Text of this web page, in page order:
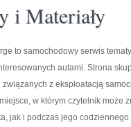
i Materiały
to samochodowy serwis
autami. Strona
z eksploatacją
w którym czytelnik może
jak i podczas jego